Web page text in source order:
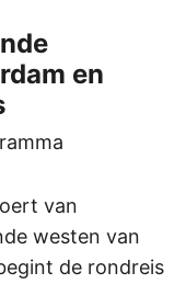
en
van
westen van
de rondreis